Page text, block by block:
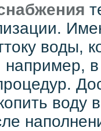
воды,
например,
воду